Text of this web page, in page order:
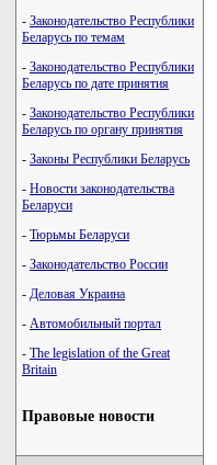
- Законодательство Республики
Беларусь по темам
- Законодательство Республики
Беларусь по дате принятия
- Законодательство Республики
Беларусь по органу принятия
- Законы Республики Беларусь
- Новости законодательства
Беларуси
- Тюрьмы Беларуси
- Законодательство России
- Деловая Украина
- Автомобильный портал
- The legislation of the Great
Britain
Правовые новости